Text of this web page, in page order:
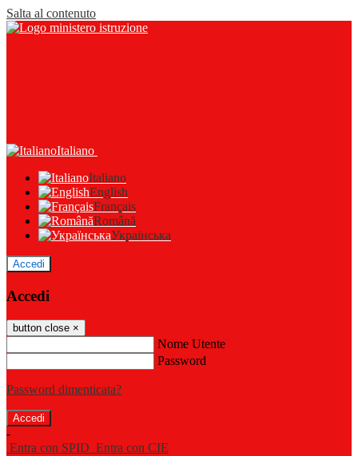
Salta al contenuto
Italiano
Italiano
English
Français
Română
Українська
Accedi
Accedi
button close ×
Nome Utente
Password
Password dimenticata?
-
Entra con SPID Entra con CIE